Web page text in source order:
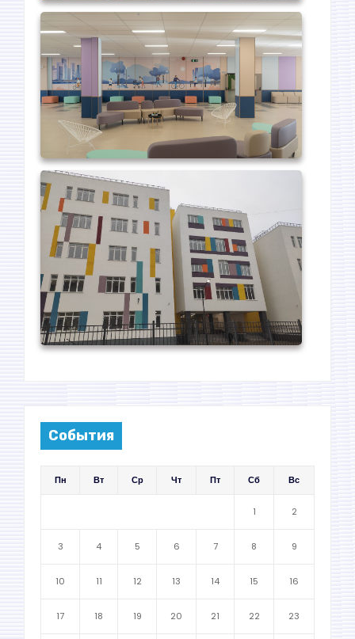
События
Пн Вт Ср Чт Пт Сб Вс
1 2
3 4 5 6 7 8 9
10 11 12 13 14 15 16
17 18 19 20 21 22 23